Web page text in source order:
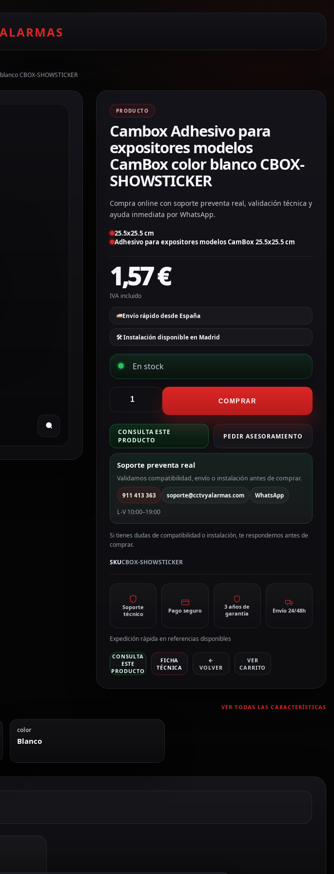
CBOX-SHOWSTICKER
PRODUCTO
Cambox Adhesivo para
expositores modelos
CamBox color blanco CBOX-
SHOWSTICKER
Compra online con soporte preventa real, validación técnica y
ayuda inmediata por WhatsApp.
25.5x25.5 cm
Adhesivo para expositores modelos CamBox 25.5x25.5 cm
1,57€
IVA incluido
Envío rápido desde España
🛠 Instalación disponible en Madrid
En stock
Adhesivo
expositores
modelos
CamBox
color
blanco
CBOX-
SHOWSTICKER
cantidad
COMPRAR
CONSULTA ESTE
PRODUCTO
PEDIR ASESORAMIENTO
Soporte preventa real
Validamos compatibilidad, envío o instalación antes de comprar.
911 413 363 soporte@cctvyalarmas.com WhatsApp
L-V 10:00–19:00
Si tienes dudas de compatibilidad o instalación, te respondemos antes de
comprar.
SKUCBOX-SHOWSTICKER
Soporte
técnico
Pago seguro
3 años de
garantía
Envío 24/48h
Expedición rápida en referencias disponibles
CONSULTA
ESTE
PRODUCTO
FICHA
TÉCNICA
←
VOLVER
VER
CARRITO
VER TODAS LAS CARACTERÍSTICAS
color
Blanco